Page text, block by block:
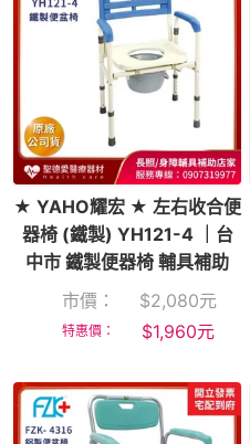
★ YAHO耀宏 ★ 左右收合便
器椅 (鐵製) YH121-4 ｜台
中市 鐵製便器椅 輔具補助
市價：
$2,080元
特惠價： $1,960元